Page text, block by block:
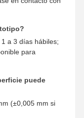
a 3 días hábiles;
para
puede
(±0,005 mm si